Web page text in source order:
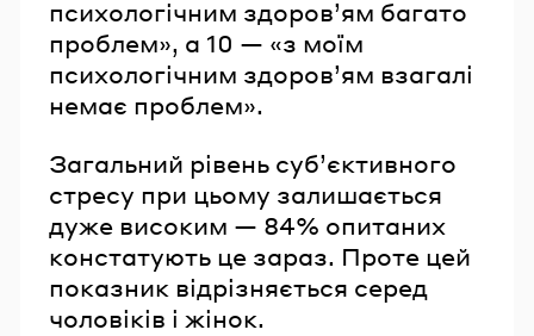
психологічним здоров’ям багато
проблем», а 10 — «з моїм
психологічним здоров’ям взагалі
немає проблем».
Загальний рівень суб’єктивного
стресу при цьому залишається
дуже високим — 84% опитаних
констатують це зараз. Проте цей
показник відрізняється серед
чоловіків і жінок.